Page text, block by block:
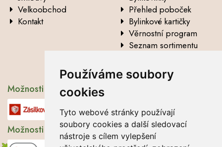
Používáme soubory
cookies
Tyto webové stránky používají
soubory cookies a další sledovací
nástroje s cílem vylepšení
Velkoobchod
Kontakt
Přehled poboček
Bylinkové kartičky
Věrnostní program
Seznam sortimentu
údajů
Možnosti dopravy
Možnosti platby